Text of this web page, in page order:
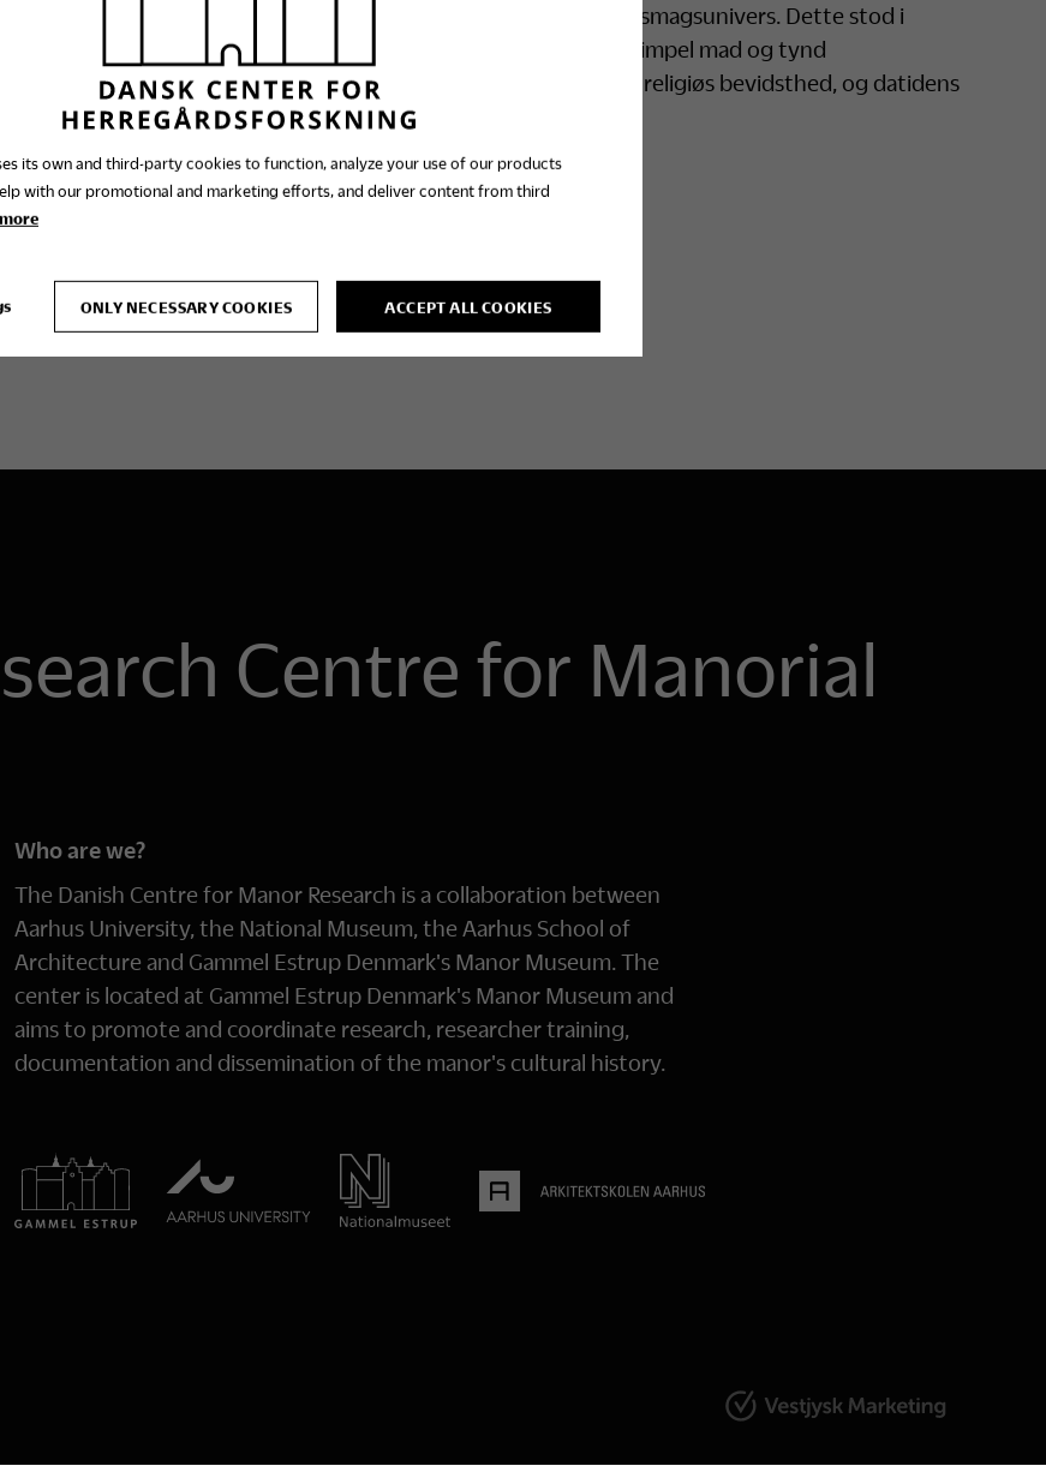
smagsindtryk, der kendetegnede ved renæssancens smagsunivers. Dette stod i
kontrast til hverdagens kost, der bestod af tung og simpel mad og tynd
øl. Samfundet var samtidig gennemsyret af en stærk religiøs bevidsthed, og datidens
adelige dyder var ingen undtagelse.
Centre for Manorial
Who are we?
The Danish Centre for Manor Research is a collaboration between
Aarhus University, the National Museum, the Aarhus School of
Architecture and Gammel Estrup Denmark's Manor Museum. The
center is located at Gammel Estrup Denmark's Manor Museum and
aims to promote and coordinate research, researcher training,
documentation and dissemination of the manor's cultural history.
its own and third-party cookies to function, analyze your use of our products
with our promotional and marketing efforts, and deliver content from third
ONLY NECESSARY COOKIES ACCEPT ALL COOKIES